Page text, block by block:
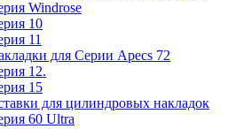
Windrose
10
11
для Серии Apecs 72
12.
15
для цилиндровых накладок
60 Ultra